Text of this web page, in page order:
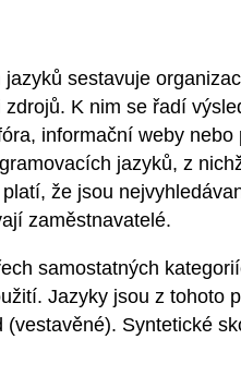
sestavuje
K nim se řadí
informační weby nebo
jazyků, z
že jsou
zaměstnavatelé.
samostatných
Jazyky jsou z tohoto
Syntetické